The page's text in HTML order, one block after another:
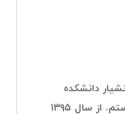
دانشکده
مهندسی کامیپیوتر دانشگاه یزد هستم. از سال ۱۳۹۵